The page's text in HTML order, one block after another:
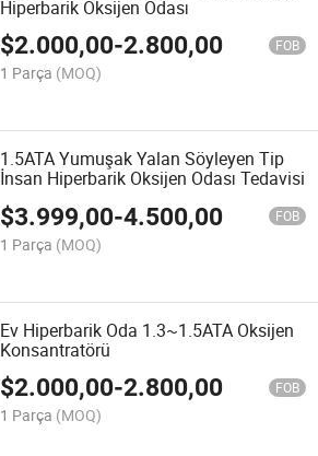
Hiperbarik Oksijen Odası
$2.000,00-2.800,00 FOB
1 Parça (MOQ)
1.5ATA Yumuşak Yalan Söyleyen Tip
İnsan Hiperbarik Oksijen Odası Tedavisi
$3.999,00-4.500,00 FOB
1 Parça (MOQ)
Ev Hiperbarik Oda 1.3~1.5ATA Oksijen
Konsantratörü
$2.000,00-2.800,00 FOB
1 Parça (MOQ)